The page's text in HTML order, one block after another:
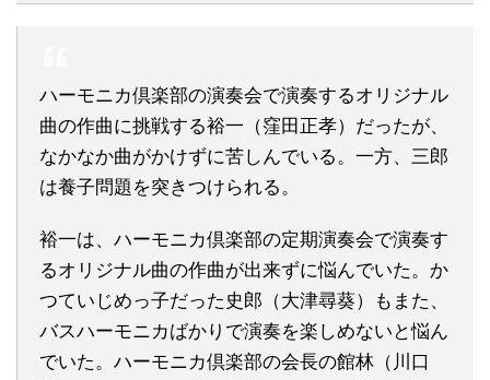
ハーモニカ倶楽部の演奏会で演奏するオリジナル
曲の作曲に挑戦する裕一（窪田正孝）だったが、
なかなか曲がかけずに苦しんでいる。一方、三郎
は養子問題を突きつけられる。
裕一は、ハーモニカ倶楽部の定期演奏会で演奏す
るオリジナル曲の作曲が出来ずに悩んでいた。か
つていじめっ子だった史郎（大津尋葵）もまた、
バスハーモニカばかりで演奏を楽しめないと悩ん
でいた。ハーモニカ倶楽部の会長の館林（川口